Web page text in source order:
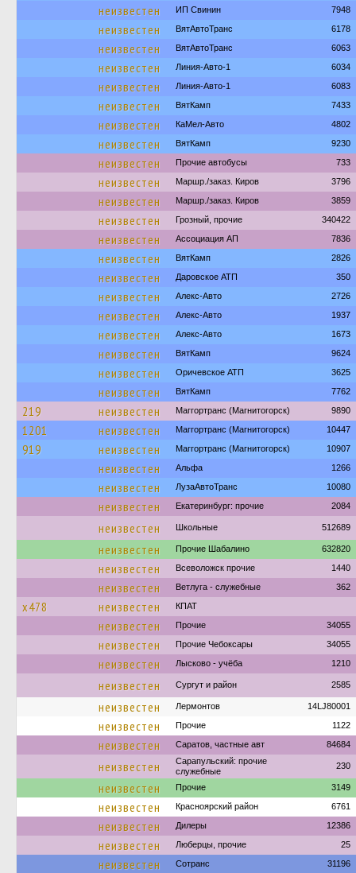
неизвестен ИП Свинин 7948
неизвестен ВятАвтоТранс 6178
неизвестен ВятАвтоТранс 6063
неизвестен Линия-Авто-1 6034
неизвестен Линия-Авто-1 6083
неизвестен ВятКамп 7433
неизвестен КаМел-Авто 4802
неизвестен ВятКамп 9230
неизвестен Прочие автобусы 733
неизвестен Маршр./заказ. Киров 3796
неизвестен Маршр./заказ. Киров 3859
неизвестен Грозный, прочие 340422
неизвестен Ассоциация АП 7836
неизвестен ВятКамп 2826
неизвестен Даровское АТП 350
неизвестен Алекс-Авто 2726
неизвестен Алекс-Авто 1937
неизвестен Алекс-Авто 1673
неизвестен ВятКамп 9624
неизвестен Оричевское АТП 3625
неизвестен ВятКамп 7762
219 неизвестен Маггортранс (Магнитогорск) 9890
1201 неизвестен Маггортранс (Магнитогорск) 10447
919 неизвестен Маггортранс (Магнитогорск) 10907
неизвестен Альфа 1266
неизвестен ЛузаАвтоТранс 10080
неизвестен Екатеринбург: прочие 2084
неизвестен Школьные 512689
неизвестен Прочие Шабалино 632820
неизвестен Всеволожск прочие 1440
неизвестен Ветлуга - служебные 362
х478 неизвестен КПАТ
неизвестен Прочие 34055
неизвестен Прочие Чебоксары 34055
неизвестен Лысково - учёба 1210
неизвестен Сургут и район 2585
неизвестен Лермонтов 14LJ80001
неизвестен Прочие 1122
неизвестен Саратов, частные авт 84684
неизвестен
Сарапульский: прочие
служебные
230
неизвестен Прочие 3149
неизвестен Красноярский район 6761
неизвестен Дилеры 12386
неизвестен Люберцы, прочие 25
неизвестен Сотранс 31196